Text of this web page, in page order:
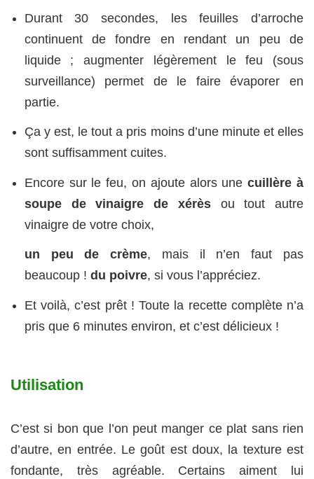
Durant 30 secondes, les feuilles d’arroche
continuent de fondre en rendant un peu de
liquide ; augmenter légèrement le feu (sous
surveillance) permet de le faire évaporer en
partie.
Ça y est, le tout a pris moins d’une minute et elles
sont suffisamment cuites.
Encore sur le feu, on ajoute alors unecuillère à
soupe de vinaigre de xérès ou tout autre
vinaigre de votre choix,
un peu de crème, mais il n’en faut pas
beaucoup ! du poivre, si vous l’appréciez.
Et voilà, c’est prêt ! Toute la recette complète n’a
pris que 6 minutes environ, et c’est délicieux !
Utilisation
C’est si bon que l’on peut manger ce plat sans rien
d’autre, en entrée. Le goût est doux, la texture est
fondante, très agréable. Certains aiment lui